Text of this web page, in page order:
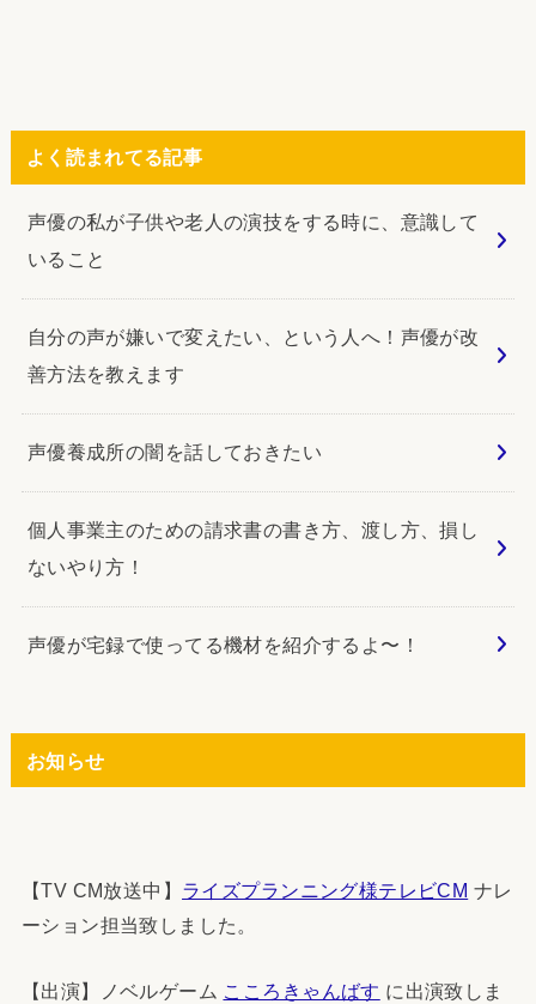
よく読まれてる記事
声優の私が子供や老人の演技をする時に、意識して
いること
自分の声が嫌いで変えたい、という人へ！声優が改
善方法を教えます
声優養成所の闇を話しておきたい
個人事業主のための請求書の書き方、渡し方、損し
ないやり方！
声優が宅録で使ってる機材を紹介するよ〜！
お知らせ
【TV CM放送中】 ライズプランニング様テレビCM ナレ
ーション担当致しました。
【出演】ノベルゲーム こころきゃんばす に出演致しま